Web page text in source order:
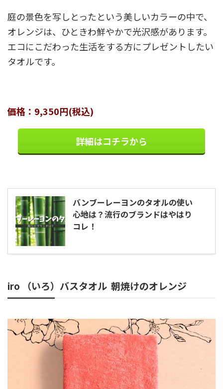
庭の景色を写しとったという美しいカラーの中で、
オレンジは、ひときわ鮮やかで光沢感があります。
エコにこだわった生活をする方にプレゼントしたい
タオルです。
価格：9,350円(税込)
詳細はコチラから
バンブーレーヨンのタオルの使い
心地は？流行のブランドはやはり
コレ！
iro （いろ）バスタオル 朝焼けのオレンジ